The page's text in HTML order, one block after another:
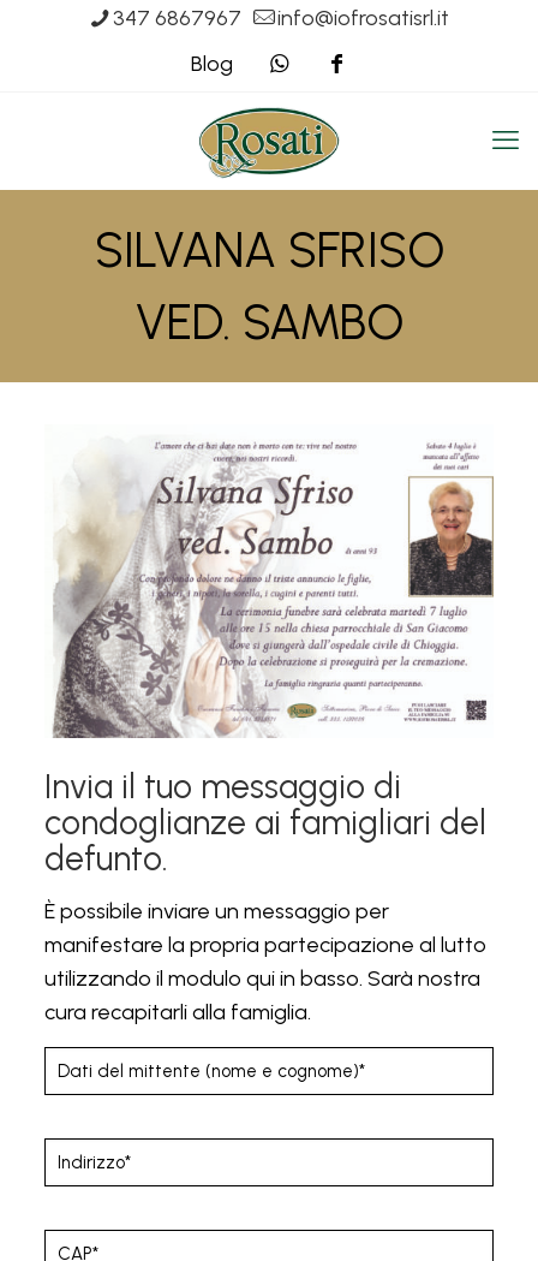
347 6867967
info@iofrosatisrl.it
Blog
SILVANA SFRISO
VED. SAMBO
Invia il tuo messaggio di
condoglianze ai famigliari del
defunto.
È possibile inviare un messaggio per
manifestare la propria partecipazione al lutto
utilizzando il modulo qui in basso. Sarà nostra
cura recapitarli alla famiglia.